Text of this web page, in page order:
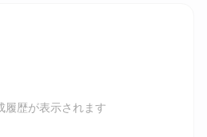
履歴が表示されます